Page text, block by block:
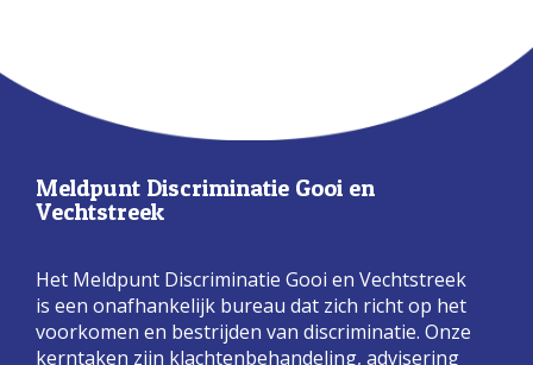
Meldpunt Discriminatie Gooi en
Vechtstreek
Het Meldpunt Discriminatie Gooi en Vechtstreek
is een onafhankelijk bureau dat zich richt op het
voorkomen en bestrijden van discriminatie. Onze
kerntaken zijn klachtenbehandeling, advisering